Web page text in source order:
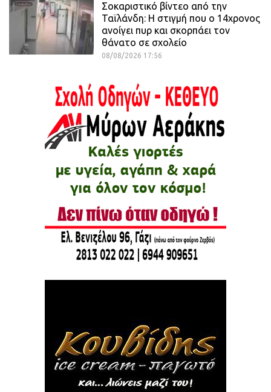
Σοκαριστικό βίντεο από την
Ταϊλάνδη: Η στιγμή που ο 14χρονος
ανοίγει πυρ και σκορπάει τον
θάνατο σε σχολείο
08/08/2026 17:56